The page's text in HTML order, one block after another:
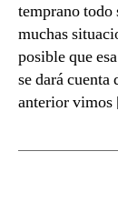
temprano todo
muchas
posible que
se dará
anterior